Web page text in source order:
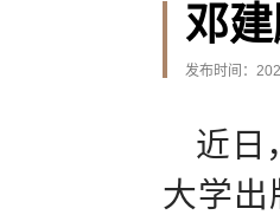
邓
发布时间：
近日
大学出